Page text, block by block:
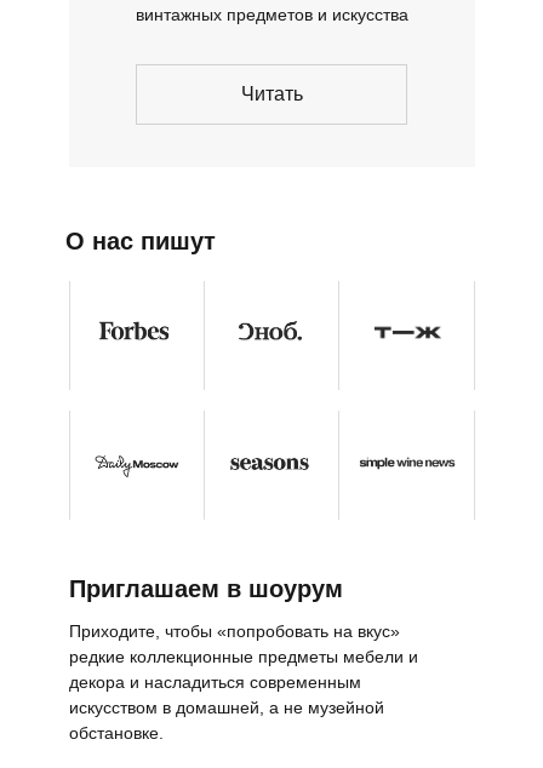
винтажных предметов и искусства
Приглашаем в шоурум
Читать
О нас пишут
Приходите, чтобы «попробовать на вкус»
редкие коллекционные предметы мебели и
декора и насладиться современным
искусством в домашней, а не музейной
обстановке.